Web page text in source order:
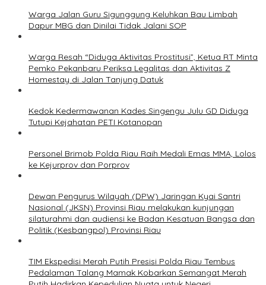
Warga Jalan Guru Sigunggung Keluhkan Bau Limbah
Dapur MBG dan Dinilai Tidak Jalani SOP
Warga Resah “Diduga Aktivitas Prostitusi”, Ketua RT Minta
Pemko Pekanbaru Periksa Legalitas dan Aktivitas Z
Homestay di Jalan Tanjung Datuk
Kedok Kedermawanan Kades Singengu Julu GD Diduga
Tutupi Kejahatan PETI Kotanopan
Personel Brimob Polda Riau Raih Medali Emas MMA, Lolos
ke Kejurprov dan Porprov
Dewan Pengurus Wilayah (DPW) Jaringan Kyai Santri
Nasional (JKSN) Provinsi Riau melakukan kunjungan
silaturahmi dan audiensi ke Badan Kesatuan Bangsa dan
Politik (Kesbangpol) Provinsi Riau
TIM Ekspedisi Merah Putih Presisi Polda Riau Tembus
Pedalaman Talang Mamak Kobarkan Semangat Merah